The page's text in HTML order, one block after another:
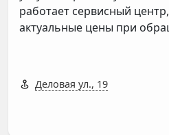
работает сервисный
актуальные цены при
Деловая ул., 19